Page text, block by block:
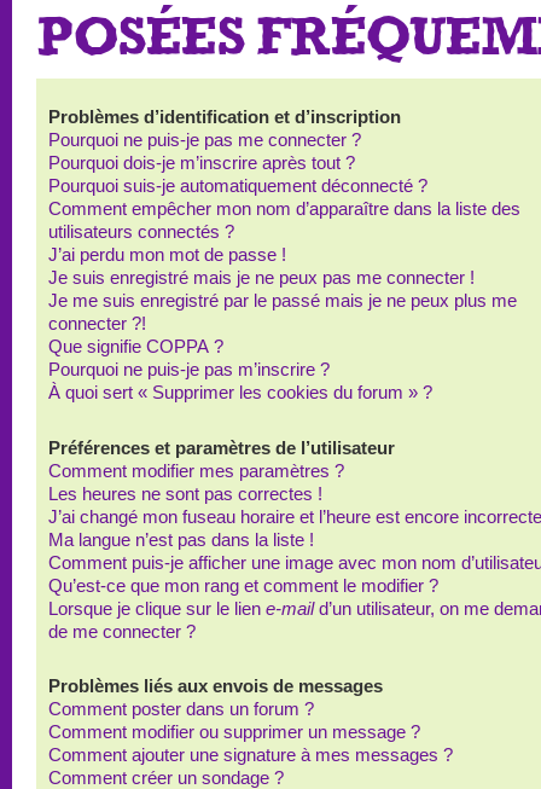
POSÉES
Problèmes d’identification et d’inscription
Pourquoi ne puis-je pas me connecter ?
Pourquoi dois-je m’inscrire après tout ?
Pourquoi suis-je automatiquement déconnecté ?
Comment empêcher mon nom d’apparaître dans la liste des
utilisateurs connectés ?
J’ai perdu mon mot de passe !
Je suis enregistré mais je ne peux pas me connecter !
Je me suis enregistré par le passé mais je ne peux plus me
connecter ?!
Que signifie COPPA ?
Pourquoi ne puis-je pas m’inscrire ?
À quoi sert « Supprimer les cookies du forum » ?
Préférences et paramètres de l’utilisateur
Comment modifier mes paramètres ?
Les heures ne sont pas correctes !
J’ai changé mon fuseau horaire et l’heure est encore
Ma langue n’est pas dans la liste !
Comment puis-je afficher une image avec mon nom
Qu’est-ce que mon rang et comment le modifier ?
Lorsque je clique sur le lien e-maild’un utilisateur, on me
de me connecter ?
Problèmes liés aux envois de messages
Comment poster dans un forum ?
Comment modifier ou supprimer un message ?
Comment ajouter une signature à mes messages ?
Comment créer un sondage ?